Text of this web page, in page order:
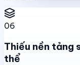
06
Thiếu nền tảng
thể